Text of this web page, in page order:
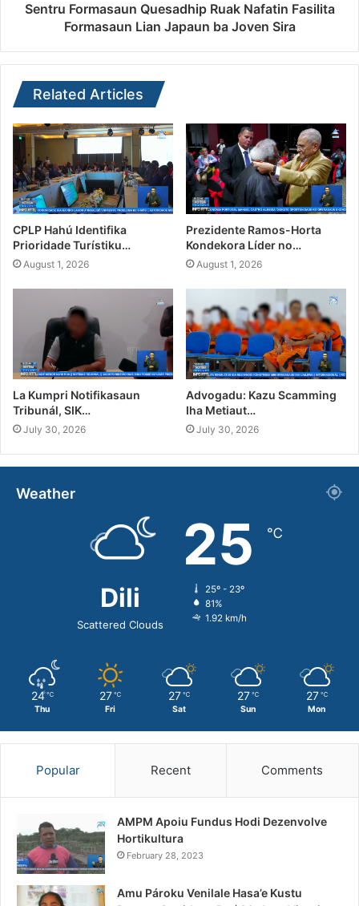
Sentru Formasaun Quesadhip Ruak Nafatin Fasilita
Formasaun Lian Japaun ba Joven Sira
Related Articles
CPLP Hahú Identifika
Prioridade Turístiku…
August 1, 2026
Prezidente Ramos-Horta
Kondekora Líder no…
August 1, 2026
La Kumpri Notifikasaun
Tribunál, SIK…
July 30, 2026
Advogadu: Kazu Scamming
Iha Metiaut…
July 30, 2026
Weather
Dili
Scattered Clouds
25 ℃
25º - 23º
81%
1.92 km/h
24 ℃
Thu
27 ℃
Fri
27 ℃
Sat
27 ℃
Sun
27 ℃
Mon
Popular Recent Comments
AMPM Apoiu Fundus Hodi Dezenvolve
Hortikultura
February 28, 2023
Amu Pároku Venilale Hasa’e Kustu